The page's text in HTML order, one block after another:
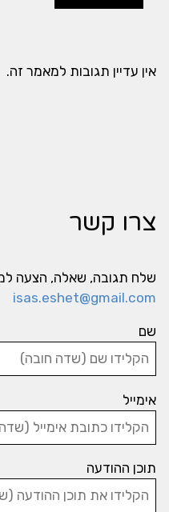
אין עדיין תגובות למאמר זה.
צרו קשר
שלח תגובה, שאלה, הצעה
isas.eshet@gmail.com
שם
אימייל
תוכן ההודעה